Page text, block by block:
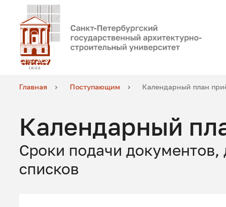
Главная Поступающим Календарный план
Календарный
Сроки подачи
списков